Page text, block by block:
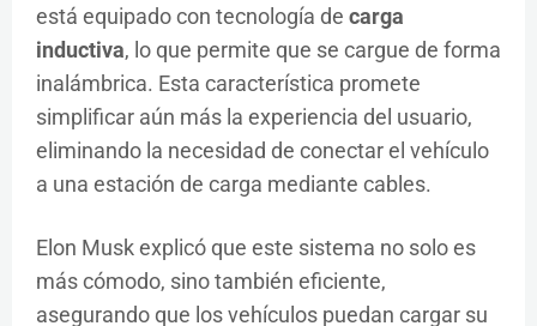
está equipado con tecnología de carga
inductiva, lo que permite que se cargue de forma
inalámbrica. Esta característica promete
simplificar aún más la experiencia del usuario,
eliminando la necesidad de conectar el vehículo
a una estación de carga mediante cables.
Elon Musk explicó que este sistema no solo es
más cómodo, sino también eficiente,
asegurando que los vehículos puedan cargar su